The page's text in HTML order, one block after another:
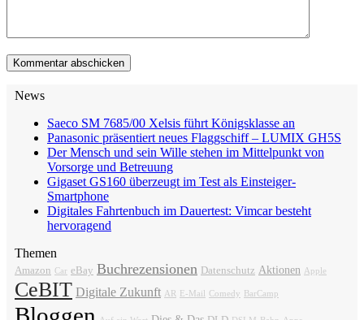
News
Saeco SM 7685/00 Xelsis führt Königsklasse an
Panasonic präsentiert neues Flaggschiff – LUMIX GH5S
Der Mensch und sein Wille stehen im Mittelpunkt von
Vorsorge und Betreuung
Gigaset GS160 überzeugt im Test als Einsteiger-
Smartphone
Digitales Fahrtenbuch im Dauertest: Vimcar besteht
hervoragend
Themen
Amazon Car eBay Buchrezensionen Datenschutz Aktionen Apple
CeBIT Digitale Zukunft AR E-Mail Comedy BarCamp